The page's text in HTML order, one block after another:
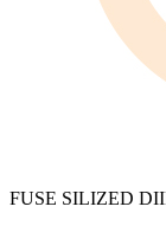
FUSE SILIZED